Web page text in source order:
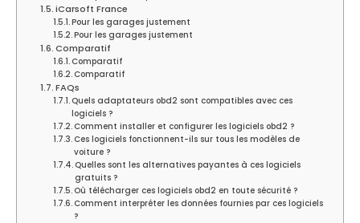
iCarsoft France
Pour les garages justement
Pour les garages justement
Comparatif
Comparatif
Comparatif
FAQs
Quels adaptateurs obd2 sont compatibles avec ces
logiciels ?
Comment installer et configurer les logiciels obd2 ?
Ces logiciels fonctionnent-ils sur tous les modèles de
voiture ?
Quelles sont les alternatives payantes à ces logiciels
gratuits ?
Où télécharger ces logiciels obd2 en toute sécurité ?
Comment interpréter les données fournies par ces logiciels
?